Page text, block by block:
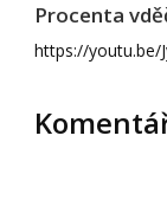
Procenta
https://youtu.be/